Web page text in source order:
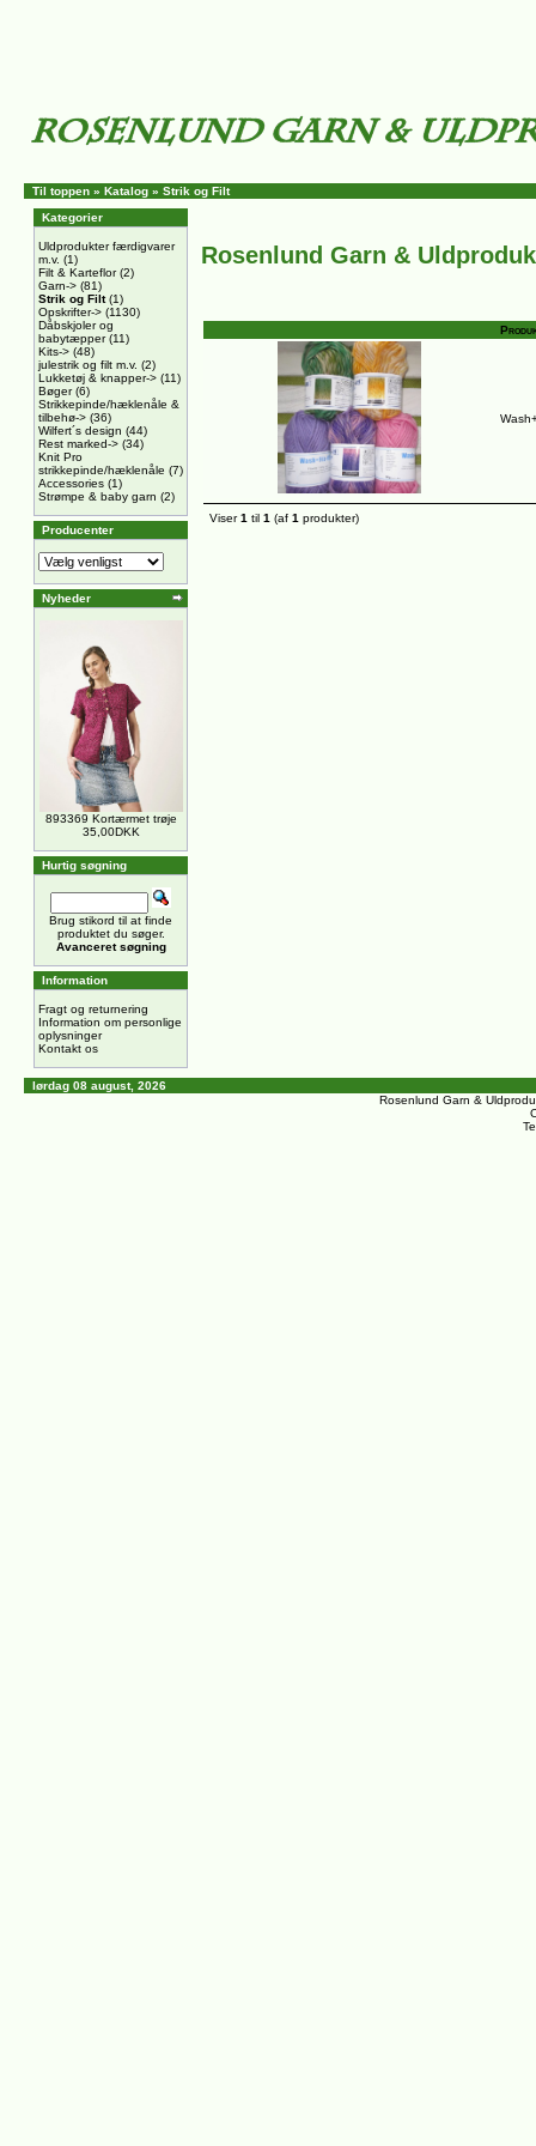
Til toppen » Katalog » Strik og Filt
Kategorier
Uldprodukter færdigvarer
m.v. (1)
Filt & Karteflor(2)
Garn-> (81)
Strik og Filt(1)
Opskrifter-> (1130)
Dåbskjoler og
babytæpper(11)
Kits-> (48)
julestrik og filt m.v. (2)
Lukketøj & knapper-> (11)
Bøger(6)
Strikkepinde/hæklenåle &
tilbehø-> (36)
Wilfert´s design (44)
Rest marked-> (34)
Knit Pro
strikkepinde/hæklenåle (7)
Accessories (1)
Strømpe & baby garn (2)
Producenter
Nyheder
893369 Kortærmet trøje
35,00DKK
Hurtig søgning
Brug stikord til at finde
produktet du søger.
Avanceret søgning
Information
Fragt og returnering
Information om personlige
oplysninger
Kontakt os
Rosenlund Garn &
Viser1 til 1 (af 1 produkter)
lørdag 08 august, 2026
Rosenlund Garn &